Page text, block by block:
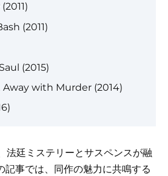
(2011)
(2015)
with Murder (2014)
法廷ミステリーとサスペンスが融
記事では、同作の魅力に共鳴する